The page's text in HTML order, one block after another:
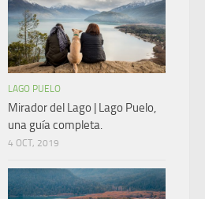
LAGO PUELO
Mirador del Lago | Lago Puelo,
una guía completa.
4 OCT, 2019